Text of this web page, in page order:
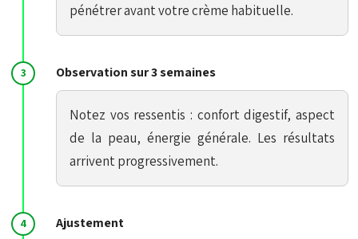
pénétrer avant votre crème habituelle.
Observation sur 3 semaines
Notez vos ressentis : confort digestif, aspect
de la peau, énergie générale. Les résultats
arrivent progressivement.
Ajustement